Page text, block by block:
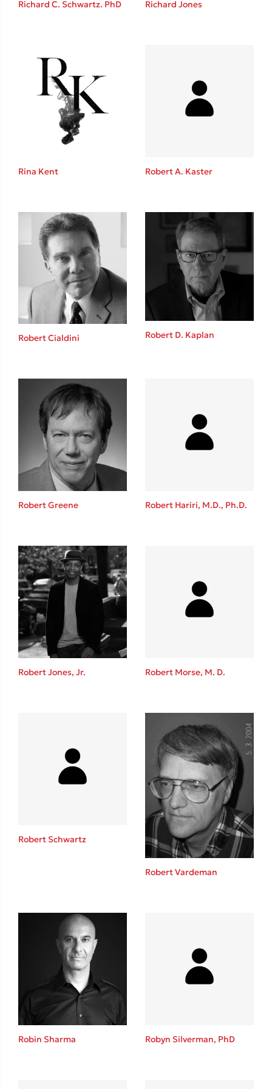
Καθρέφτης
Sebastian Fitzek
Στέφανος Ξενάκης
Το λεξικό της ζωής σου
Το λιμάνι μου είσαι εσύ
Ιωάννης Γλωσσόπουλος
Δανάη Δεληγεώργη
Πάνω, κάτω, μπροστά, πίσω
Η μέθοδος Αφήστε τους
Φυστίκι ΠουΚυλάει
Παύλος Καστανάς
El Sombrero
Στέφανος Ξενάκης
Sebastian Fitzek
Freida McFadden
Κατρίνα Τσάνταλη
Richard C. Schwartz. PhD Richard Jones
Rina Kent Robert A. Kaster
Robert Cialdini Robert D. Kaplan
Robert Greene Robert Hariri, M.D., Ph.D.
Robert Jones, Jr. Robert Morse, M. D.
Robert Schwartz
Robert Vardeman
Robin Sharma Robyn Silverman, PhD